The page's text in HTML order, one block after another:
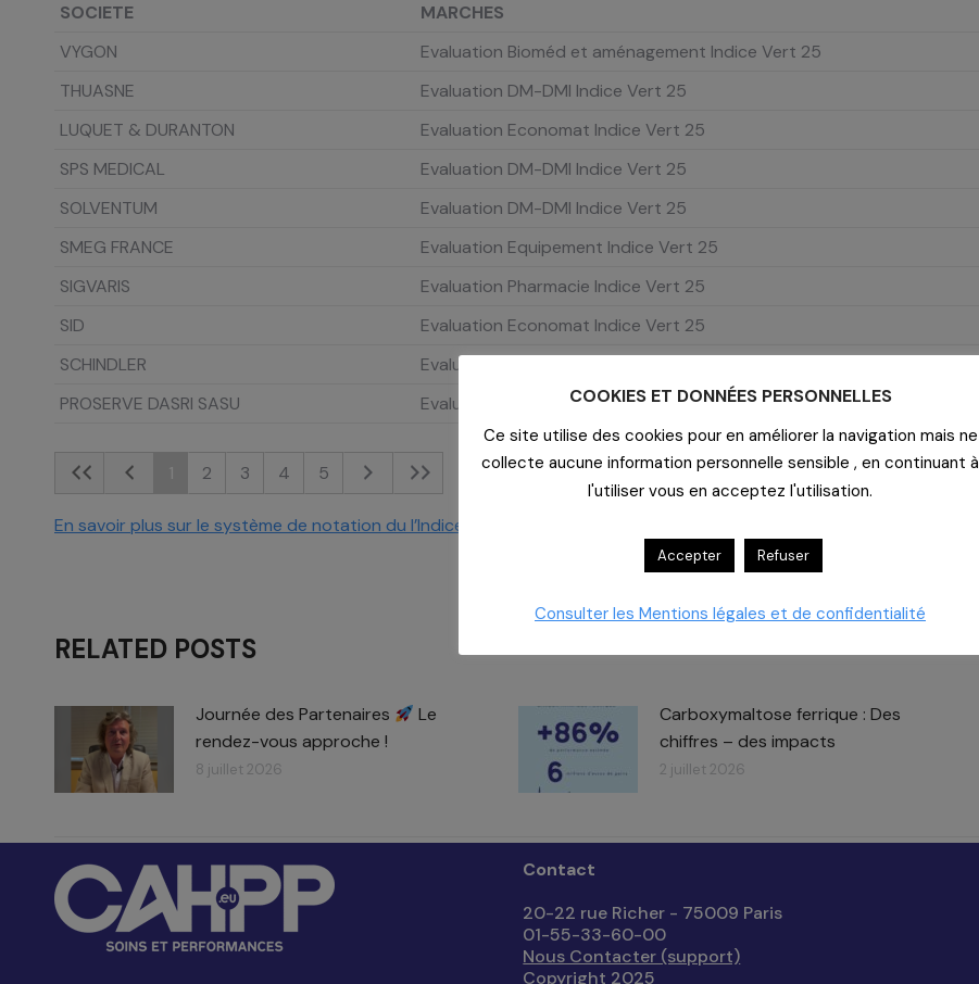
SOCIETE MARCHES
VYGON
Evaluation Bioméd et aménagement Indice Vert 25
THUASNE
Evaluation DM-DMI Indice Vert 25
LUQUET & DURANTON
Evaluation Economat Indice Vert 25
SPS MEDICAL
Evaluation DM-DMI Indice Vert 25
SOLVENTUM
Evaluation DM-DMI Indice Vert 25
SMEG FRANCE
Evaluation Equipement Indice Vert 25
SIGVARIS
Evaluation Pharmacie Indice Vert 25
SID
Evaluation Economat Indice Vert 25
SCHINDLER
Evaluation RH et presta service Indice Vert 25
PROSERVE DASRI SASU
Evaluation RH et presta service Indice Vert 25
1 2 3 4 5
En savoir plus sur le système de notation du l’Indice Vert
RELATED POSTS
Journée des Partenaires
Le
rendez-vous approche !
8 juillet 2026
Carboxymaltose ferrique : Des
chiffres – des impacts​
2 juillet 2026
Contact
20-22 rue Richer - 75009 Paris
01-55-33-60-00
Nous Contacter (support)
Copyright 2025
COOKIES ET DONNÉES PERSONNELLES
Ce site utilise des cookies pour en améliorer la navigation mais ne
collecte aucune information personnelle sensible , en continuant à
l'utiliser vous en acceptez l'utilisation.
Accepter Refuser
Consulter les Mentions légales et de confidentialité